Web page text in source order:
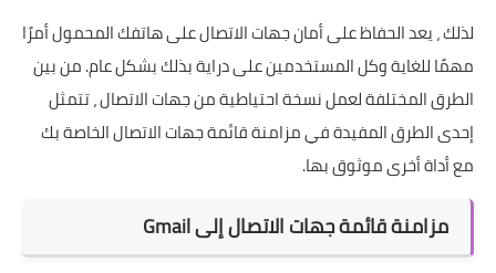
لذلك ، يعد الحفاظ على أمان جهات الاتصال على هاتفك المحمول أمرًا
مهمًا للغاية وكل المستخدمين على دراية بذلك بشكل عام. من بين
الطرق المختلفة لعمل نسخة احتياطية من جهات الاتصال ، تتمثل
إحدى الطرق المفيدة في مزامنة قائمة جهات الاتصال الخاصة بك
مع أداة أخرى موثوق بها.
مزامنة قائمة جهات الاتصال إلى Gmail